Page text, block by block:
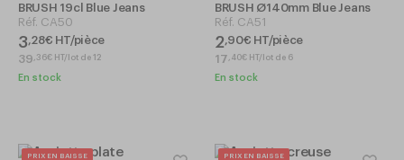
BRUSH 19cl Blue Jeans
Réf. CA50
3,28€ HT/pièce
39 ,36€ HT/lot de 12
En stock
BRUSH Ø140mm Blue Jeans
Réf. CA51
2,90€ HT/pièce
17 , 40€ HT/lot de 6
En stock
PRIX EN BAISSE PRIX EN BAISSE